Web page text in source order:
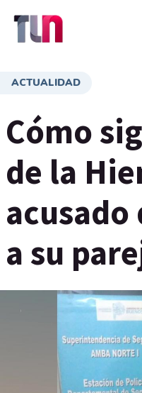
ACTUALIDAD
Cómo
de la
acusado
a su